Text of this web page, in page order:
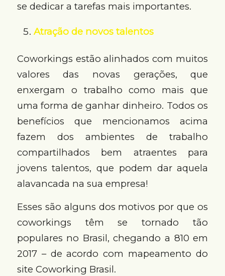
se dedicar a tarefas mais importantes.
Atração de novos talentos
Coworkings estão alinhados com muitos
valores das novas gerações, que
enxergam o trabalho como mais que
uma forma de ganhar dinheiro. Todos os
benefícios que mencionamos acima
fazem dos ambientes de trabalho
compartilhados bem atraentes para
jovens talentos, que podem dar aquela
alavancada na sua empresa!
Esses são alguns dos motivos por que os
coworkings têm se tornado tão
populares no Brasil, chegando a 810 em
2017 – de acordo com mapeamento do
site Coworking Brasil.